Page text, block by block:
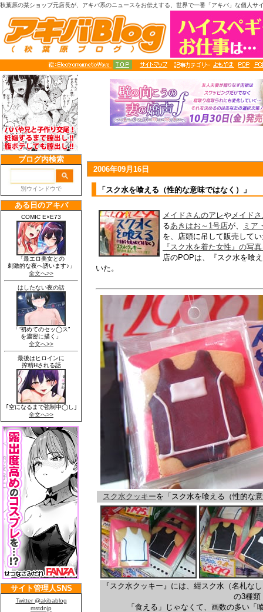
秋葉原の某ショップ元店長が、アキバ系のニュースをお伝えする、世界で一番「アキバ」な個人サ
2006年09月16日
「スク水を喰える（性的な意味ではなく）」
メイドさんのアレやメイド
るあきはお～1号店が、
ミア
を、店頭に吊して販売して
『スク水を着た女性』の写
店のPOPは、『スク水を喰
いた。
スク水クッキーを「スク水を喰える（性的
『スク水クッキー』には、紺スク水（名札な
の3種類
「食える」じゃなくて、画数の多い「